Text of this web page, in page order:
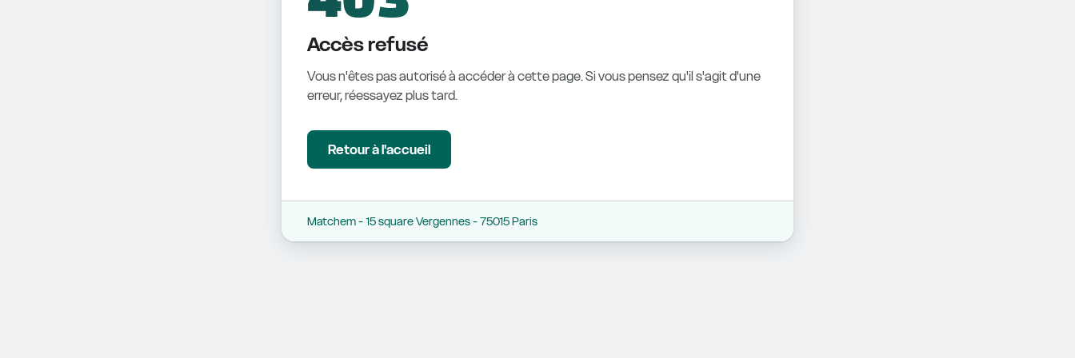
Accès refusé
Vous n'êtes pas autorisé à accéder à cette page. Si vous pensez qu'il s'agit d'une
erreur, réessayez plus tard.
Retour à l'accueil
Matchem - 15 square Vergennes - 75015 Paris